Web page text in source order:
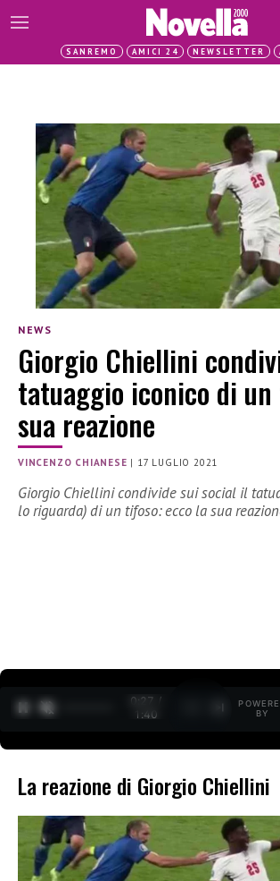
SANREMO AMICI 24 NEWSLETTER
NEWS
Giorgio Chiellini
tatuaggio iconico di
sua reazione
VINCENZO CHIANESE | 17 LUGLIO 2021
Giorgio Chiellini condivide sui social il
lo riguarda) di un tifoso: ecco la sua
0:28 /
1:40
BY
La reazione di Giorgio Chiellini